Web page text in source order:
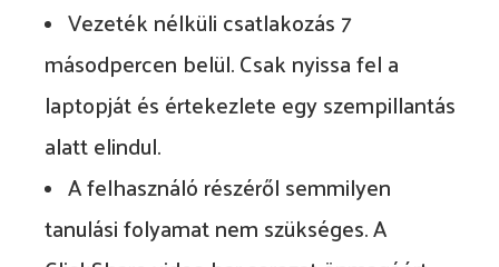
Vezeték nélküli csatlakozás 7
másodpercen belül. Csak nyissa fel a
laptopját és értekezlete egy szempillantás
alatt elindul.
A felhasználó részéről semmilyen
tanulási folyamat nem szükséges. A